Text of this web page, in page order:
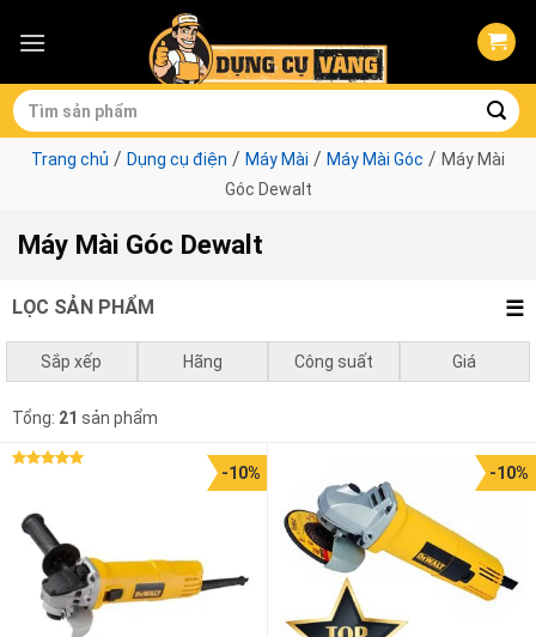
Tìm
kiếm:
Trang chủ / Dụng cụ điện / Máy Mài / Máy Mài Góc / Máy Mài
Góc Dewalt
Máy Mài Góc Dewalt
LỌC SẢN PHẨM
Sắp xếp
Mặc định
Giá thấp đến cao
Hãng
Dewalt
Công suất
0 - 750w
1050w - 1500w
2000w - 3000w
750w - 1050w
Giá
0₫-1.000.000₫
1.000.000 ₫
10.000.000₫
10.000.000
Tổng: 21 sản phẩm
-10% -10%